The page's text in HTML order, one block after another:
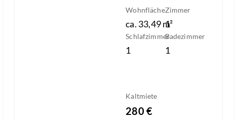
Wohnfläche
ca. 33,49m²
Zimmer
1
Schlafzimmer
1
Badezimmer
1
Kaltmiete
280 €